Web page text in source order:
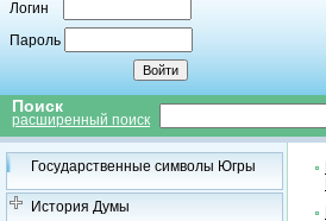
Логин
Пароль
Поиск
расширенный поиск
Государственные символы Югры
История Думы